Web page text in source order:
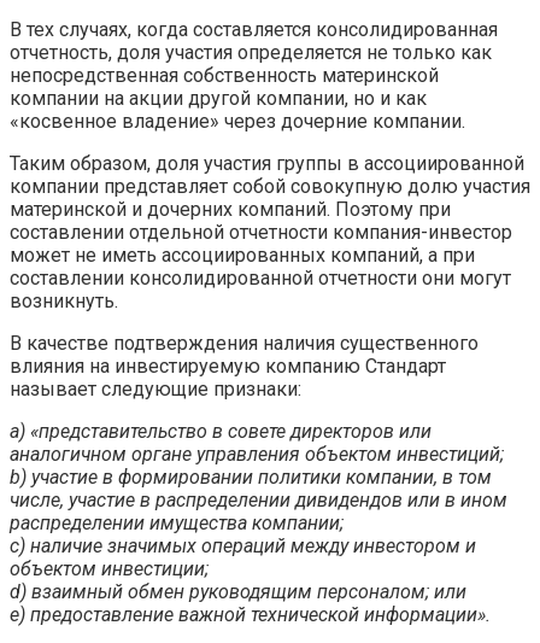
В тех случаях, когда составляется консолидированная
отчетность, доля участия определяется не только как
непосредственная собственность материнской
компании на акции другой компании, но и как
«косвенное владение» через дочерние компании.
Таким образом, доля участия группы в ассоциированной
компании представляет собой совокупную долю участия
материнской и дочерних компаний. Поэтому при
составлении отдельной отчетности компания-инвестор
может не иметь ассоциированных компаний, а при
составлении консолидированной отчетности они могут
возникнуть.
В качестве подтверждения наличия существенного
влияния на инвестируемую компанию Стандарт
называет следующие признаки:
a) «представительство в совете директоров или
аналогичном органе управления объектом инвестиций;
b) участие в формировании политики компании, в том
числе, участие в распределении дивидендов или в ином
распределении имущества компании;
c) наличие значимых операций между инвестором и
объектом инвестиции;
d) взаимный обмен руководящим персоналом; или
e) предоставление важной технической информации».